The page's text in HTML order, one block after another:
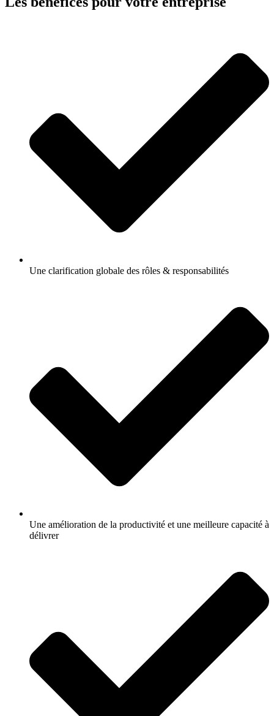
Une clarification globale des rôles & responsabilités
Une amélioration de la productivité et une meilleure capacité à
délivrer